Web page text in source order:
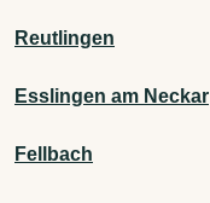
Reutlingen
Esslingen am Neckar
Fellbach